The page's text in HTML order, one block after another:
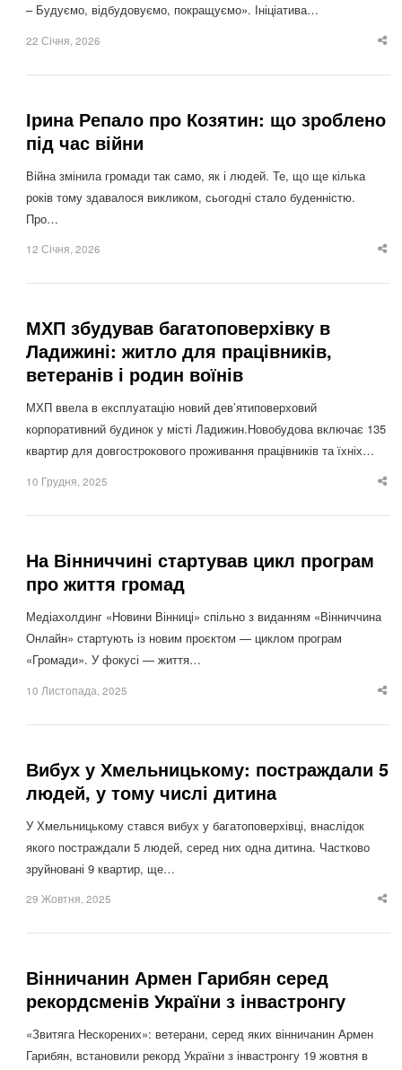
– Будуємо, відбудовуємо, покращуємо». Ініціатива…
22 Січня, 2026
Ірина Репало про Козятин: що зроблено
під час війни
Війна змінила громади так само, як і людей. Те, що ще кілька
років тому здавалося викликом, сьогодні стало буденністю.
Про…
12 Січня, 2026
МХП збудував багатоповерхівку в
Ладижині: житло для працівників,
ветеранів і родин воїнів
МХП ввела в експлуатацію новий дев’ятиповерховий
корпоративний будинок у місті Ладижин.Новобудова включає 135
квартир для довгострокового проживання працівників та їхніх…
10 Грудня, 2025
На Вінниччині стартував цикл програм
про життя громад
Медіахолдинг «Новини Вінниці» спільно з виданням «Вінниччина
Онлайн» стартують із новим проєктом — циклом програм
«Громади». У фокусі — життя…
10 Листопада, 2025
Вибух у Хмельницькому: постраждали 5
людей, у тому числі дитина
У Хмельницькому стався вибух у багатоповерхівці, внаслідок
якого постраждали 5 людей, серед них одна дитина. Частково
зруйновані 9 квартир, ще…
29 Жовтня, 2025
Вінничанин Армен Гарибян серед
рекордсменів України з інвастронгу
«Звитяга Нескорених»: ветерани, серед яких вінничанин Армен
Гарибян, встановили рекорд України з інвастронгу 19 жовтня в